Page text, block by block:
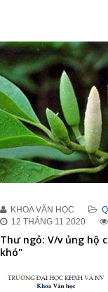
KHOA VĂN HỌC
12 THÁNG 11 2020
Thư ngỏ: V/v ủng hộ
khó"